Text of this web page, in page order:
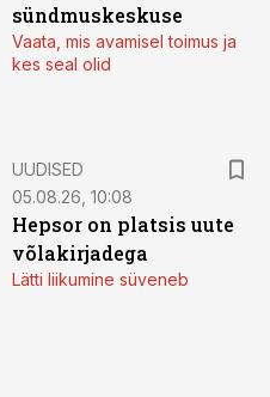
sündmuskeskuse
Vaata, mis avamisel toimus ja
kes seal olid
UUDISED
05.08.26, 10:08
Hepsor on platsis uute
võlakirjadega
Lätti liikumine süveneb